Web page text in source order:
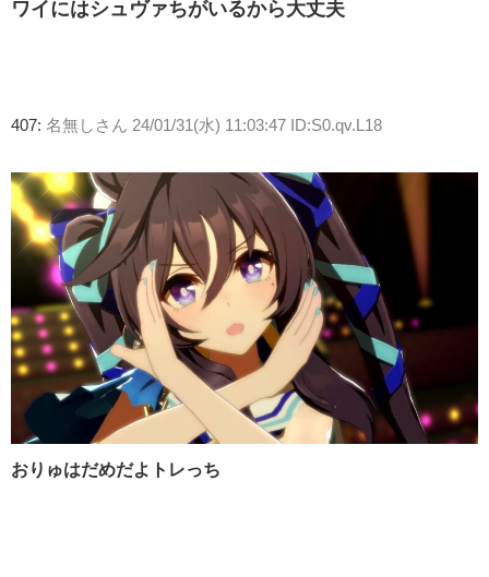
ワイにはシュヴァちがいるから大丈夫
407: 名無しさん 24/01/31(水) 11:03:47 ID:S0.qv.L18
おりゅはだめだよトレっち